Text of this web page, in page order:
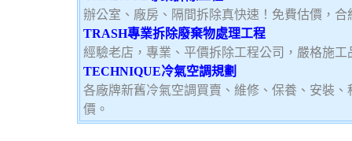
辦公室、廠房、隔間拆除真快速！免費估價，
TRASH專業拆除廢棄物處理工程
經驗老店，專業、平價拆除工程公司，嚴格施
TECHNIQUE冷氣空調規劃
各廠牌新舊冷氣空調買賣、維修、保養、安裝
價。